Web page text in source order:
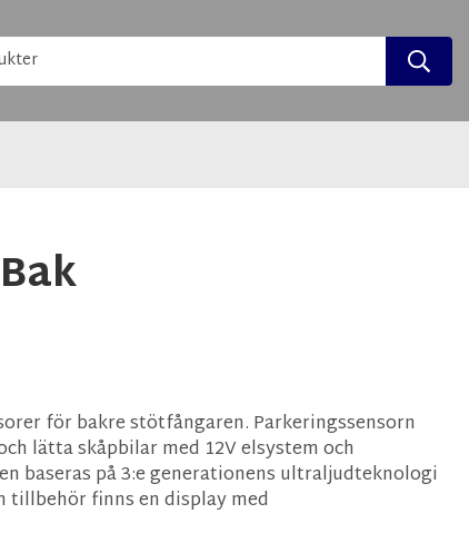
för bakre stötfångaren. Parkeringssensorn
lätta skåpbilar med 12V elsystem och
baseras på 3:e generationens ultraljudteknologi
finns en display med